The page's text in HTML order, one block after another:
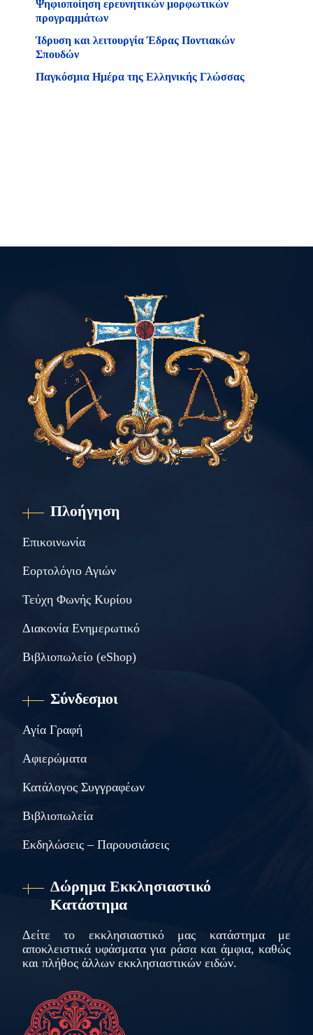
Ψηφιοποίηση ερευνητικών μορφωτικών
προγραμμάτων
Ίδρυση και λειτουργία Έδρας Ποντιακών
Σπουδών
Παγκόσμια Ημέρα της Ελληνικής Γλώσσας
Πλοήγηση
Επικοινωνία
Εορτολόγιο Αγιών
Τεύχη Φωνής Κυρίου
Διακονία Ενημερωτικό
Βιβλιοπωλείο (eShop)
Σύνδεσμοι
Αγία Γραφή
Αφιερώματα
Κατάλογος Συγγραφέων
Βιβλιοπωλεία
Εκδηλώσεις – Παρουσιάσεις
Δώρημα Εκκλησιαστικό
Κατάστημα
Δείτε το εκκλησιαστικό μας κατάστημα με
αποκλειστικά υφάσματα για ράσα και άμφια, καθώς
και πλήθος άλλων εκκλησιαστικών ειδών.